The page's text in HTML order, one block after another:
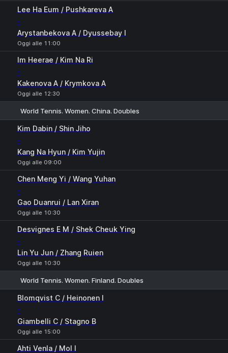
Lee Ha Eum / Pushkareva A
-
Arystanbekova A / Dyussebay I
Oggi alle 11:00
Im Heerae / Kim Na Ri
-
Kakenova A / Krymkova A
Oggi alle 12:30
World Tennis. Women. China. Doubles
Kim Dabin / Shin Jiho
-
Kang Na Hyun / Kim Yujin
Oggi alle 09:00
Chen Meng Yi / Wang Yuhan
-
Gao Duanrui / Lan Xiran
Oggi alle 10:30
Desvignes E M / Shek Cheuk Ying
-
Lin Yu Jun / Zhang Ruien
Oggi alle 10:30
World Tennis. Women. Finland. Doubles
Blomqvist C / Heinonen I
-
Giambelli C / Stagno B
Oggi alle 15:00
Ahti Venla / Mol I